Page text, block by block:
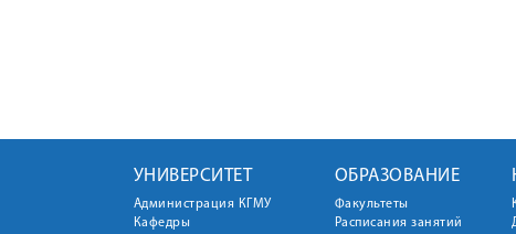
УНИВЕРСИТЕТ
Администрация КГМУ
Кафедры
ОБРАЗОВАНИЕ
Факультеты
Расписания занятий